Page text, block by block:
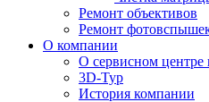
Ремонт объективов
Ремонт
О компании
О сервисном центре
3D-Тур
История компании